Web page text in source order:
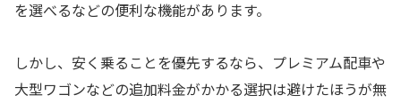
を選べるなどの便利な機能があります。
しかし、安く乗ることを優先するなら、プレミアム配車や
大型ワゴンなどの追加料金がかかる選択は避けたほうが無